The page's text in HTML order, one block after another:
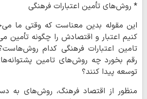
* روش‌های تأمین اعتبارات فرهنگی
این مقوله بدین معناست که وقتی ما
کنیم اعتبار و اقتصادش را چگونه تأمین
تامین اعتبارات فرهنگی کدام
رقم بخورد چه روش‌های تامین
توسعه پیدا کنند؟
منظور از اقتصاد فرهنگ، روش‌های به